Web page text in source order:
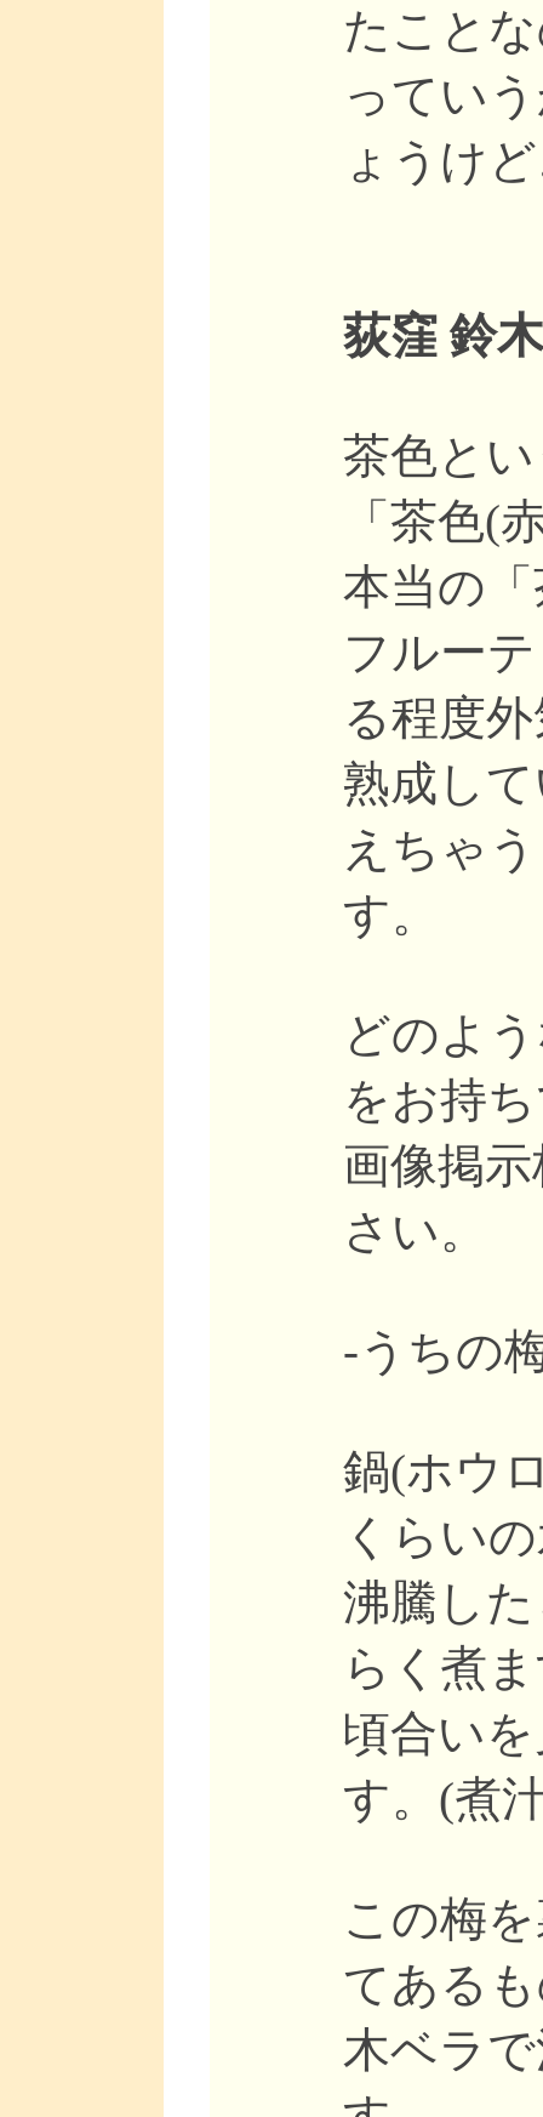
たこと
ってい
ょうけ
荻窪 鈴
茶色と
「茶色(
本当の
フルー
る程度
熟成し
えちゃ
す。
どのよ
をお持
画像掲
さい。
-うちの
鍋(ホウ
くらい
沸騰し
らく煮
頃合い
す。(煮
この梅
てある
木ベラ